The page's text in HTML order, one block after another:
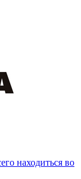
находиться во